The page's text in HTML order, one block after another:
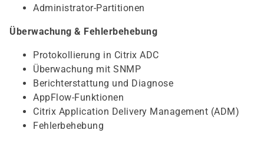
Administrator-Partitionen
Überwachung & Fehlerbehebung
Protokollierung in Citrix ADC
Überwachung mit SNMP
Berichterstattung und Diagnose
AppFlow-Funktionen
Citrix Application Delivery Management (ADM)
Fehlerbehebung